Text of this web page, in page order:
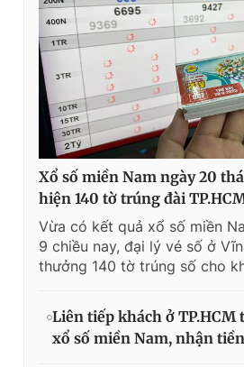
Xổ số miền Nam ngày 20
hiện 140 tờ trúng đài
Vừa có kết quả xổ số miền
9 chiều nay, đại lý vé số ở
thưởng 140 tờ trúng số cho
Liên tiếp khách ở TP.HCM
xổ số miền Nam, nhận